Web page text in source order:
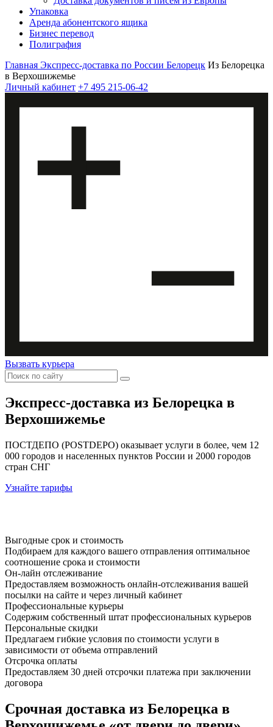
Упаковка
Аренда абонентского ящика
Бизнес перевод
Полиграфия
Главная Экспресс-доставка по России Белорецк Из Белорецка
в Верхошижемье
Личный кабинет +7 495 215-06-42
Вызвать курьера
Экспресс-доставка из Белорецка в
Верхошижемье
ПОСТДЕПО (POSTDEPO) оказывает услуги в более, чем 12
000 городов и населенных пунктов России и 2000 городов
стран СНГ
Узнайте тарифы
Выгодные срок и стоимость
Подбираем для каждого вашего отправления оптимальное
соотношение срока и стоимости
Он-лайн отслеживание
Предоставляем возможность онлайн-отслеживания вашей
посылки на сайте и через личный кабинет
Профессиональные курьеры
Содержим собственный штат профессиональных курьеров
Персональные скидки
Предлагаем гибкие условия по стоимости услуги в
зависимости от объема отправлений
Отсрочка оплаты
Предоставляем 30 дней отсрочки платежа при заключении
договора
Срочная доставка из Белорецка в